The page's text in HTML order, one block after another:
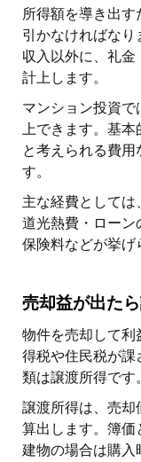
所得額を導き出す
引かなければな
収入以外に、礼金
計上します。
マンション投資
上できます。基本
と考えられる費
す。
主な経費として
道光熱費・ローン
保険料などが挙げ
売却益が出た
物件を売却して利
得税や住民税が課
類は譲渡所得です。
譲渡所得は、売却
算出します。簿価
建物の場合は購入